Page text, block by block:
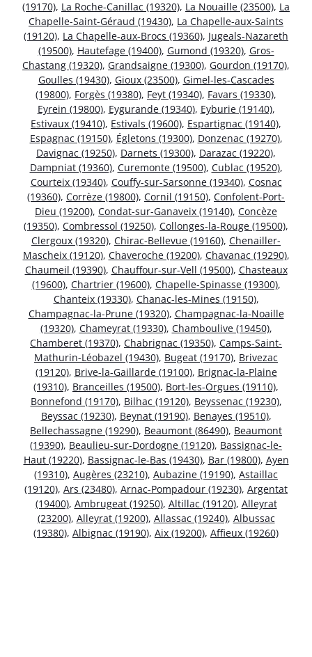
(19170), La Roche-Canillac (19320), La Nouaille (23500), La
Chapelle-Saint-Géraud (19430), La Chapelle-aux-Saints
(19120), La Chapelle-aux-Brocs (19360), Jugeals-Nazareth
(19500), Hautefage (19400), Gumond (19320), Gros-
Chastang (19320), Grandsaigne (19300), Gourdon (19170),
Goulles (19430), Gioux (23500), Gimel-les-Cascades
(19800), Forgès (19380), Feyt (19340), Favars (19330),
Eyrein (19800), Eygurande (19340), Eyburie (19140),
Estivaux (19410), Estivals (19600), Espartignac (19140),
Espagnac (19150), Égletons (19300), Donzenac (19270),
Davignac (19250), Darnets (19300), Darazac (19220),
Dampniat (19360), Curemonte (19500), Cublac (19520),
Courteix (19340), Couffy-sur-Sarsonne (19340), Cosnac
(19360), Corrèze (19800), Cornil (19150), Confolent-Port-
Dieu (19200), Condat-sur-Ganaveix (19140), Concèze
(19350), Combressol (19250), Collonges-la-Rouge (19500),
Clergoux (19320), Chirac-Bellevue (19160), Chenailler-
Mascheix (19120), Chaveroche (19200), Chavanac (19290),
Chaumeil (19390), Chauffour-sur-Vell (19500), Chasteaux
(19600), Chartrier (19600), Chapelle-Spinasse (19300),
Chanteix (19330), Chanac-les-Mines (19150),
Champagnac-la-Prune (19320), Champagnac-la-Noaille
(19320), Chameyrat (19330), Chamboulive (19450),
Chamberet (19370), Chabrignac (19350), Camps-Saint-
Mathurin-Léobazel (19430), Bugeat (19170), Brivezac
(19120), Brive-la-Gaillarde (19100), Brignac-la-Plaine
(19310), Branceilles (19500), Bort-les-Orgues (19110),
Bonnefond (19170), Bilhac (19120), Beyssenac (19230),
Beyssac (19230), Beynat (19190), Benayes (19510),
Bellechassagne (19290), Beaumont (86490), Beaumont
(19390), Beaulieu-sur-Dordogne (19120), Bassignac-le-
Haut (19220), Bassignac-le-Bas (19430), Bar (19800), Ayen
(19310), Augères (23210), Aubazine (19190), Astaillac
(19120), Ars (23480), Arnac-Pompadour (19230), Argentat
(19400), Ambrugeat (19250), Altillac (19120), Alleyrat
(23200), Alleyrat (19200), Allassac (19240), Albussac
(19380), Albignac (19190), Aix (19200), Affieux (19260)